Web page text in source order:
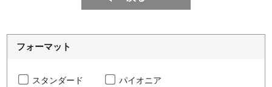
フォーマット
スタンダード パイオニア